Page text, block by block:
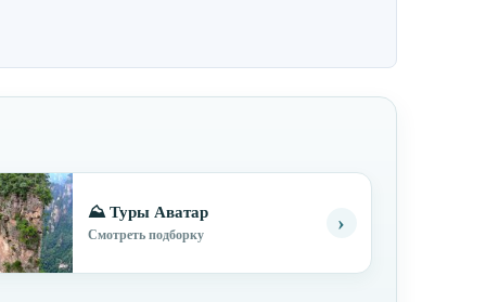
⛰ Туры Аватар
Смотреть подборку
›